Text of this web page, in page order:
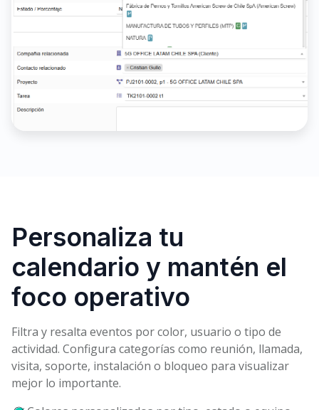
Personaliza tu
calendario y mantén el
foco operativo
Filtra y resalta eventos por color, usuario o tipo de
actividad. Configura categorías como reunión, llamada,
visita, soporte, instalación o bloqueo para visualizar
mejor lo importante.